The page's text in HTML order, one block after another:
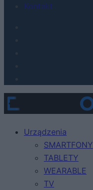
Kontakt
Urządzenia
SMARTFONY
TABLETY
WEARABLE
TV